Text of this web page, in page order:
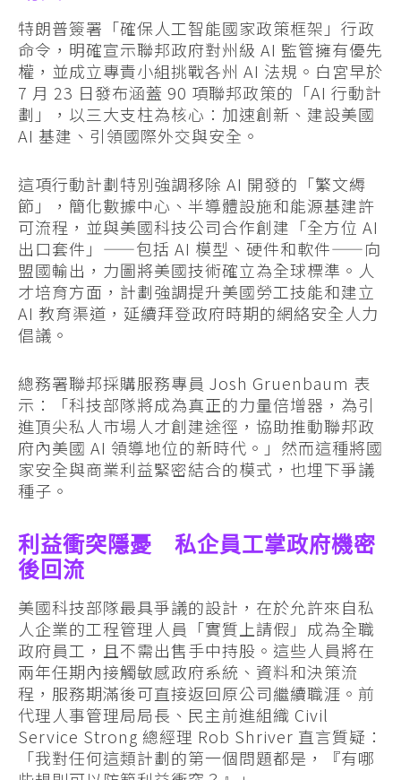
特朗普簽署「確保人工智能國家政策框架」行政
命令，明確宣示聯邦政府對州級 AI 監管擁有優先
權，並成立專責小組挑戰各州 AI 法規。白宮早於
7 月 23 日發布涵蓋 90 項聯邦政策的「AI 行動計
劃」，以三大支柱為核心：加速創新、建設美國
AI 基建、引領國際外交與安全。
這項行動計劃特別強調移除 AI 開發的「繁文縟
節」，簡化數據中心、半導體設施和能源基建許
可流程，並與美國科技公司合作創建「全方位 AI
出口套件」——包括 AI 模型、硬件和軟件——向
盟國輸出，力圖將美國技術確立為全球標準。人
才培育方面，計劃強調提升美國勞工技能和建立
AI 教育渠道，延續拜登政府時期的網絡安全人力
倡議。
總務署聯邦採購服務專員 Josh Gruenbaum 表
示：「科技部隊將成為真正的力量倍增器，為引
進頂尖私人市場人才創建途徑，協助推動聯邦政
府內美國 AI 領導地位的新時代。」然而這種將國
家安全與商業利益緊密結合的模式，也埋下爭議
種子。
利益衝突隱憂 私企員工掌政府機密
後回流
美國科技部隊最具爭議的設計，在於允許來自私
人企業的工程管理人員「實質上請假」成為全職
政府員工，且不需出售手中持股。這些人員將在
兩年任期內接觸敏感政府系統、資料和決策流
程，服務期滿後可直接返回原公司繼續職涯。前
代理人事管理局局長、民主前進組織 Civil
Service Strong 總經理 Rob Shriver 直言質疑：
「我對任何這類計劃的第一個問題都是，『有哪